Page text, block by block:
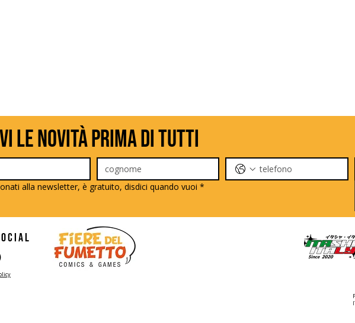
le novità prima di tutti
alla newsletter, è gratuito, disdici quando vuoi *